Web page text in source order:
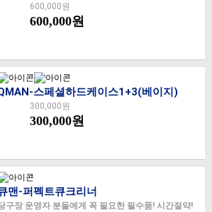
600,000원
600,000원
스페셜하드케이스1+3(베이지)
300,000원
300,000원
맨-퍼펙트큐크리너
구장 운영자 분들에게 꼭 필요한 필수품! 시간절약!